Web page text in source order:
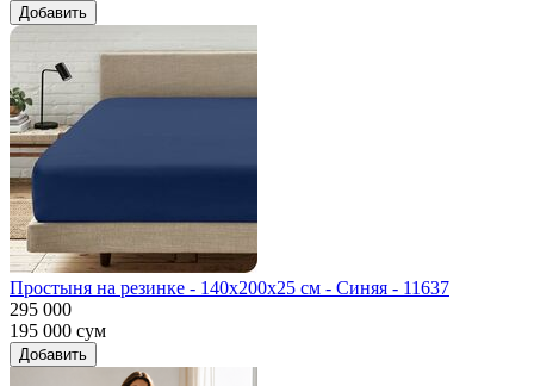
Добавить
Простыня на резинке - 140x200x25 cм - Синяя - 11637
295 000
195 000 сум
Добавить